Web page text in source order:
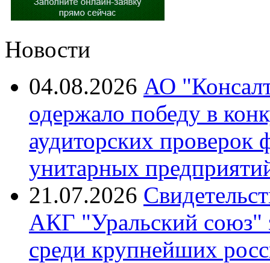
Новости
04.08.2026 АО
одержало победу в
аудиторских проверок
унитарных
21.07.2026
АКГ "Уральский союз"
среди крупнейших